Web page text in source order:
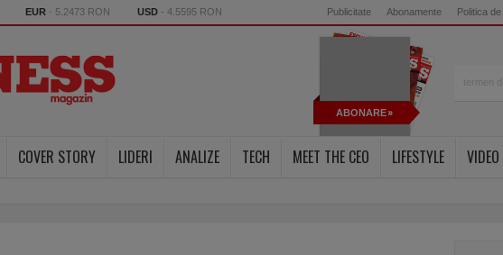
EUR - 5.2473 RON USD - 4.5595 RON Publicitate Abonamente Politica
ABONARE
COVER STORY LIDERI ANALIZE TECH MEET THE CEO LIFESTYLE VIDEO